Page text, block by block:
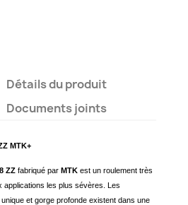
Détails du produit
Documents joints
MTK+
ZZ fabriqué par MTK est un roulement très
applications les plus sévères. Les
et gorge profonde existent dans une